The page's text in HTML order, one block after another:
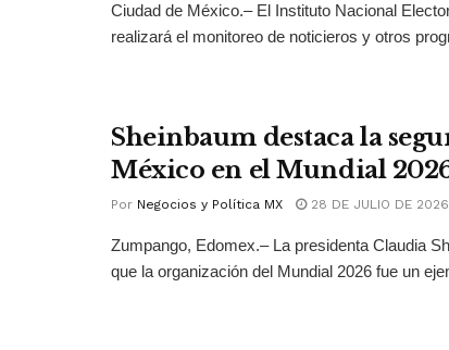
Ciudad de México.– El Instituto Nacional
realizará el monitoreo de noticieros y otros
Sheinbaum destaca la
México en el Mundial
Por Negocios y Política MX 28 DE JULIO DE 2026
Zumpango, Edomex.– La presidenta Claudia
que la organización del Mundial 2026 fue un